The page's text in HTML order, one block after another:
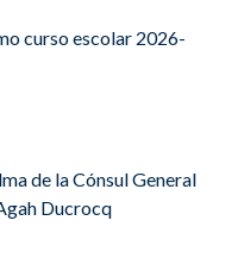
curso escolar 2026-
de la Cónsul General
Ducrocq